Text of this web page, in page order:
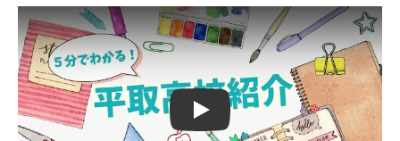
Play